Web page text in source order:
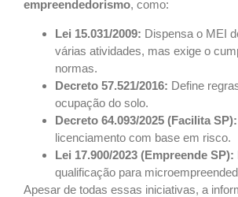
empreendedorismo, como:
Lei 15.031/2009: Dispensa o MEI
várias atividades, mas exige o
normas.
Decreto 57.521/2016: Define
ocupação do solo.
Decreto 64.093/2025 (Facilita SP):
licenciamento com base em risco.
Lei 17.900/2023 (Empreende SP):
qualificação para
Apesar de todas essas iniciativas, a